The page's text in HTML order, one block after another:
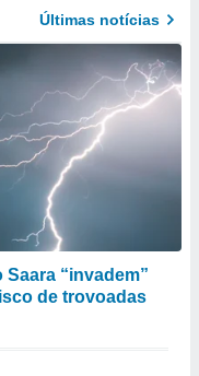
Últimas notícias
“invadem”
de trovoadas